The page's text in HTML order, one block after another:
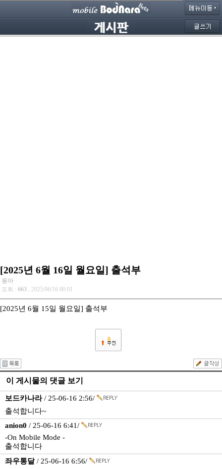
[2025년 6월 16일 월요일] 출석부
용아
조회 : 663 , 2025/06/16 00:01
[2025년 6월 15일 월요일] 출석부
0
이 게시물의 댓글 보기
보드카나라/ 25-06-16 2:56/
출석합니다~
anion0 / 25-06-16 6:41/
-On Mobile Mode -
출석합니다
좌우통달/ 25-06-16 6:56/